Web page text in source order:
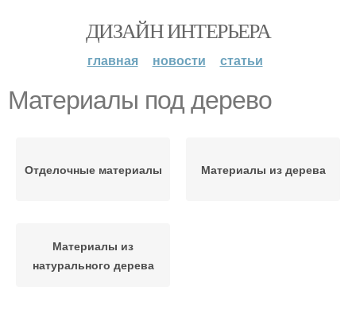
ДИЗАЙН ИНТЕРЬЕРА
главная новости статьи
Материалы под дерево
Отделочные материалы Материалы из дерева
Материалы из
натурального дерева